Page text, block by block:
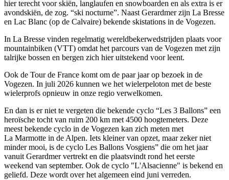
hier terecht voor skiën, langlaufen en snowboarden en als extra is er
avondskiën, de zog. “ski nocturne”. Naast Gerardmer zijn La Bresse
en Lac Blanc (op de Calvaire) bekende skistations in de Vogezen.
In La Bresse vinden regelmatig wereldbekerwedstrijden plaats voor
mountainbiken (VTT) omdat het parcours van de Vogezen met zijn
talrijke bossen en bergen zich hier uitstekend voor leent.
Ook de Tour de France komt om de paar jaar op bezoek in de
Vogezen. In juli 2026 kunnen we het wielerpeloton met de beste
wielerprofs opnieuw in onze regio verwelkomen.
En dan is er niet te vergeten die bekende cyclo “Les 3 Ballons” een
heroïsche tocht van ruim 200 km met 4500 hoogtemeters. Deze
meest bekende cyclo in de Vogezen kan zich meten met
La Marmotte in de Alpen. Iets kleiner van opzet, maar zeker niet
minder mooi, is de cyclo Les Ballons Vosgiens” die om het jaar
vanuit Gerardmer vertrekt en die plaatsvindt rond het eerste
weekend van september. Ook de cyclo "L'Alsacienne" is bekend en
geliefd. Deze wordt over het algemeen eind juni verreden.